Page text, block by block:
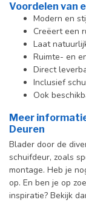
Voordelen van
Modern en
Creëert een
Laat
Ruimte- en
Direct
Inclusief
Ook
Meer
Deuren
Blader door de
schuifdeur, zoals
montage. Heb je
op. En ben je op
inspiratie? Bekijk